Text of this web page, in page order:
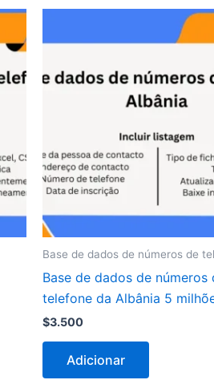
Base de dados de números de
Base de dados de números
telefone da Albânia 5
$3.500
Adicionar